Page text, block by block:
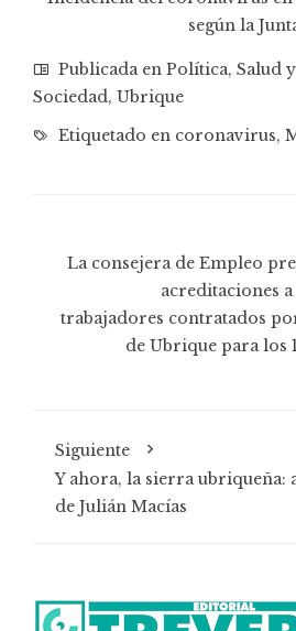
según la
Publicada en Política, Salud
Sociedad, Ubrique
Etiquetado en coronavirus,
La consejera de Empleo
acreditaciones
trabajadores contratados
de Ubrique para los
Siguiente
Y ahora, la sierra
de Julián Macías